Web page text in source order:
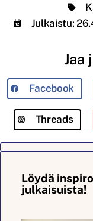
Julkaistu:
Jaa
Facebook
Threads
Löydä
julkaisuista!